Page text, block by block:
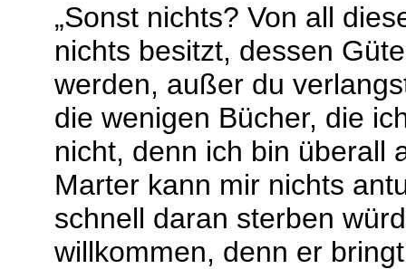
„Sonst nichts? Von all
nichts besitzt, dessen
werden, außer du
die wenigen Bücher, die
nicht, denn ich bin überall
Marter kann mir nichts
schnell daran sterben
willkommen, denn er